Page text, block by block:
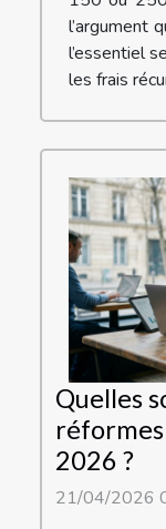
l’argument
l’essentiel
les frais
Quelles
2026 ?
21/04/2026